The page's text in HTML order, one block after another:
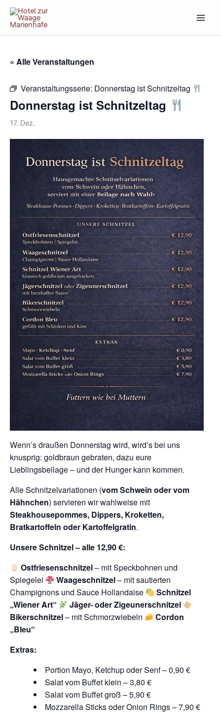
Zum
Inhalt
springen
« Alle Veranstaltungen
Veranstaltungsserie: Donnerstag ist Schnitzeltag
Donnerstag ist Schnitzeltag
17. Dez.
Wenn’s draußen Donnerstag wird, wird’s bei uns
knusprig: goldbraun gebraten, dazu eure
Lieblingsbeilage – und der Hunger kann kommen.
Alle Schnitzelvariationen (vom Schwein oder vom
Hähnchen) servieren wir wahlweise mit
Steakhousepommes, Dippers, Kroketten,
Bratkartoffeln oder Kartoffelgratin.
Unsere Schnitzel – alle 12,90 €:
Ostfriesenschnitzel– mit Speckbohnen und
Spiegelei
Waageschnitzel– mit sautierten
Champignons und Sauce Hollandaise
Schnitzel
„Wiener Art“
Jäger- oder Zigeunerschnitzel
Bikerschnitzel– mit Schmorzwiebeln
Cordon
„Bleu“
Extras:
Portion Mayo, Ketchup oder Senf – 0,90 €
Salat vom Buffet klein – 3,80 €
Salat vom Buffet groß – 5,90 €
Mozzarella Sticks oder Onion Rings – 7,90 €